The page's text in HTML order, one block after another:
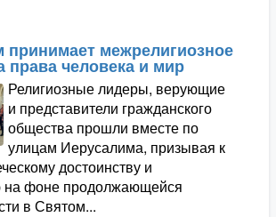
принимает межрелигиозное
права человека и мир
Религиозные лидеры, верующие
и представители гражданского
общества прошли вместе по
улицам Иерусалима, призывая к
достоинству и
фоне продолжающейся
в Святом...